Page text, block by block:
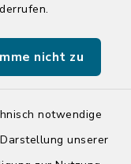
nicht zu
notwendige
unserer